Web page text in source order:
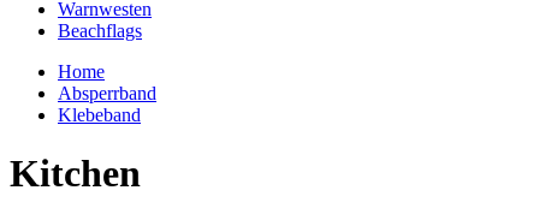
Warnwesten
Beachflags
Home
Absperrband
Klebeband
Kitchen